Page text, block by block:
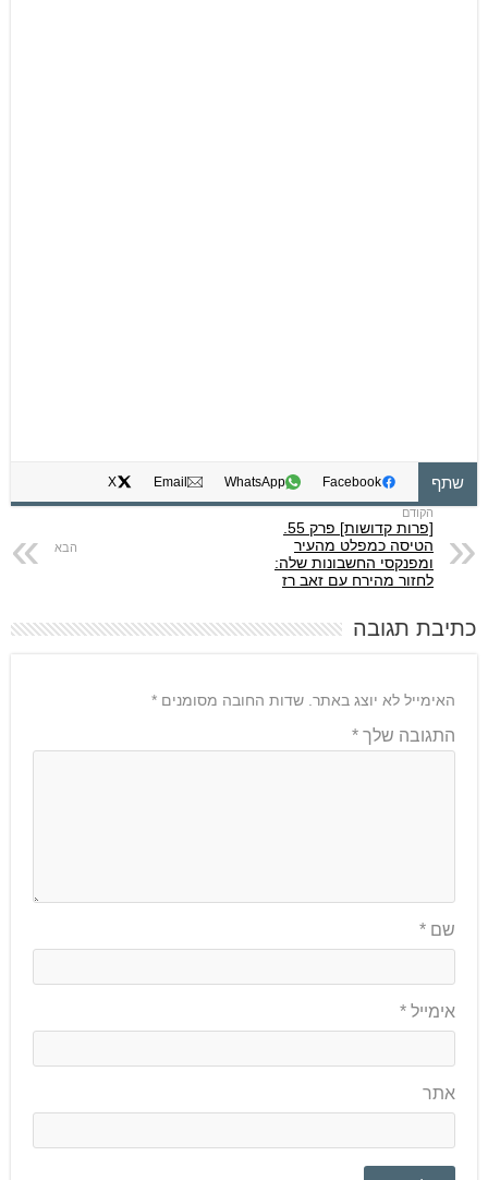
שתף Facebook
WhatsApp
Email
X
הטיסה כמפלט מהעיר
ומפנקסי החשבונות שלה:
לחזור מהירח עם זאב רז
כתיבת תגובה
האימייל לא יוצג באתר. שדות החובה מסומנים *
התגובה שלך *
שם *
אימייל *
אתר